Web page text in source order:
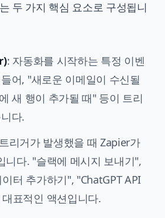
두 가지 핵심 요소로 구성됩니
: 자동화를 시작하는 특정 이벤
어, "새로운 이메일이 수신될
새 행이 추가될 때" 등이 트리
다.
리거가 발생했을 때 Zapier가
니다. "슬랙에 메시지 보내기",
터 추가하기", "ChatGPT API
표적인 액션입니다.